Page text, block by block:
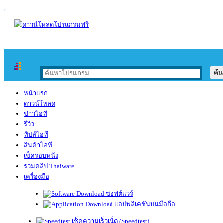
หน้าแรก
ดาวน์โหลด
ข่าวไอที
รีวิว
ทิปส์ไอที
สินค้าไอที
เช็ครอบหนัง
รวมคลิป Thaiware
เครื่องมือ
ซอฟต์แวร์
แอปพลิเคชันบนมือถือ
เช็คความเร็วเน็ต (Speedtest)